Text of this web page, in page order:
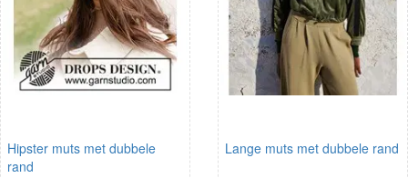
Hipster muts met dubbele
rand
Lange muts met dubbele rand